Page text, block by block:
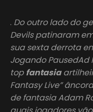
. Do outro lado do
Devils patinaram
sua sexta derrota
Jogando PausedAd
topfantasia
Fantasy Live”
de fantasia Adam